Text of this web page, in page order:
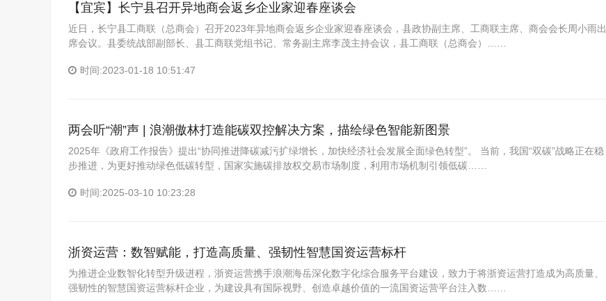
【宜宾】长宁县召开异地商会返乡企业家迎春座谈会
近日，长宁县工商联（总商会）召开2023年异地商会返乡企业家迎春座谈会，县政协副主席、工商联主席、商会会长周小雨出
席会议。县委统战部副部长、县工商联党组书记、常务副主席李茂主持会议，县工商联（总商会）……
时间:2023-01-18 10:51:47
两会听“潮”声 | 浪潮傲林打造能碳双控解决方案，描绘绿色智能新图景
2025年《政府工作报告》提出“协同推进降碳减污扩绿增长，加快经济社会发展全面绿色转型”。 当前，我国“双碳”战略正在稳
步推进，为更好推动绿色低碳转型，国家实施碳排放权交易市场制度，利用市场机制引领低碳……
时间:2025-03-10 10:23:28
浙资运营：数智赋能，打造高质量、强韧性智慧国资运营标杆
为推进企业数智化转型升级进程，浙资运营携手浪潮海岳深化数字化综合服务平台建设，致力于将浙资运营打造成为高质量、
强韧性的智慧国资运营标杆企业，为建设具有国际视野、创造卓越价值的一流国资运营平台注入数……